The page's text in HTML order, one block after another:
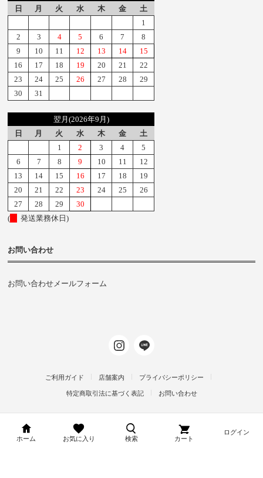
日
月 火 水 木 金
土
1
2
3 4 5 6 7
8
9
10 11 12 13 14
15
16
17 18 19 20 21
22
23
24 25 26 27 28
29
30
31
翌月(2026年9月)
日
月 火 水 木 金
土
1
2 3 4
5
6
7 8 9 10 11
12
13
14 15 16 17 18
19
20
21 22 23 24 25
26
27
28 29
30
(
発送業務休日)
お問い合わせ
お問い合わせメールフォーム
ご利用ガイド 店舗案内 プライバシーポリシー
特定商取引法に基づく表記 お問い合わせ
d-arms-shop.jp
ホーム お気に入り 検索 カート
ログイン